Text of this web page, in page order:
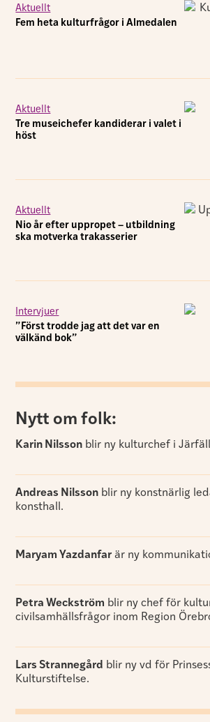
Aktuellt
Fem heta kulturfrågor i Almedalen
Aktuellt
Tre museichefer kandiderar i valet i
höst
Aktuellt
Nio år efter uppropet – utbildning
ska motverka trakasserier
Intervjuer
”Först trodde jag att det var en
välkänd bok”
Nytt om folk:
Karin Nilsson blir ny kulturchef i
Andreas Nilsson blir ny konstnärlig
konsthall.
Maryam Yazdanfar är ny
Petra Weckström blir ny chef för
civilsamhällsfrågor inom Region
Lars Strannegård blir ny vd för
Kulturstiftelse.